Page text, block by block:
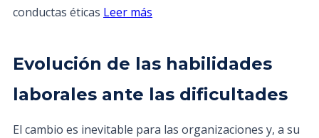
conductas éticas Leer más
Evolución de las habilidades
laborales ante las dificultades
El cambio es inevitable para las organizaciones y, a su